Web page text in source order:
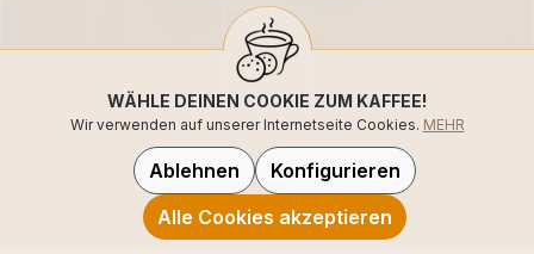
WÄHLE DEINEN COOKIE ZUM KAFFEE!
Wir verwenden auf unserer Internetseite Cookies. MEHR
Ablehnen
Konfigurieren
Alle Cookies akzeptieren